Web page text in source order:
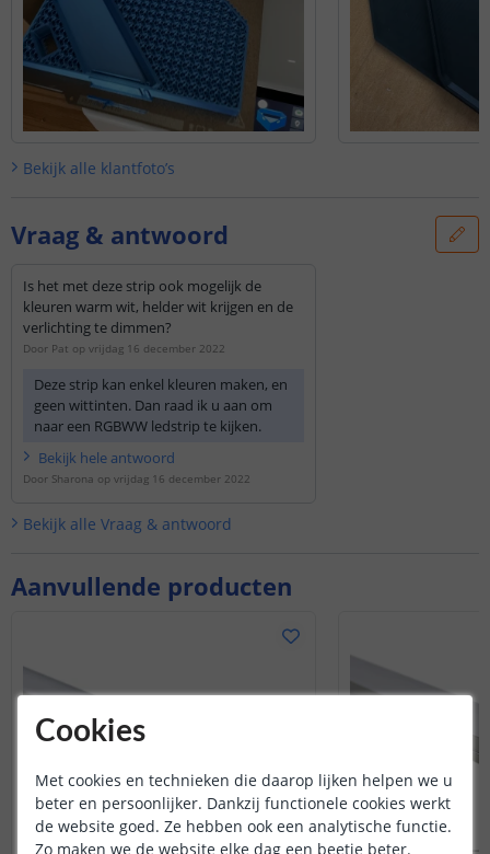
Aanvullende producten
Bekijk alle klantfoto’s
Vraag & antwoord
Is het met deze strip ook mogelijk de
kleuren warm wit, helder wit krijgen en de
verlichting te dimmen?
Door Pat op vrijdag 16 december 2022
Deze strip kan enkel kleuren maken, en
geen wittinten. Dan raad ik u aan om
naar een RGBWW ledstrip te kijken.
Bekijk hele antwoord
Door Sharona op vrijdag 16 december 2022
Bekijk alle Vraag & antwoord
Cookies
Met cookies en technieken die daarop lijken helpen we u
beter en persoonlijker. Dankzij functionele cookies werkt
de website goed. Ze hebben ook een analytische functie.
Zo maken we de website elke dag een beetje beter.